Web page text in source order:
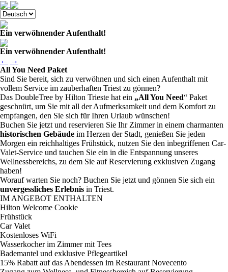
Ein verwöhnender Aufenthalt!
Ein verwöhnender Aufenthalt!
← →
All You Need Paket
Sind Sie bereit, sich zu verwöhnen und sich einen Aufenthalt mit
vollem Service im zauberhaften Triest zu gönnen?
Das DoubleTree by Hilton Trieste hat ein „All You Need“ Paket
geschnürt, um Sie mit all der Aufmerksamkeit und dem Komfort zu
empfangen, den Sie sich für Ihren Urlaub wünschen!
Buchen Sie jetzt und reservieren Sie Ihr Zimmer in einem charmanten
historischen Gebäude im Herzen der Stadt, genießen Sie jeden
Morgen ein reichhaltiges Frühstück, nutzen Sie den inbegriffenen Car-
Valet-Service und tauchen Sie ein in die Entspannung unseres
Wellnessbereichs, zu dem Sie auf Reservierung exklusiven Zugang
haben!
Worauf warten Sie noch? Buchen Sie jetzt und gönnen Sie sich ein
unvergessliches Erlebnis in Triest.
IM ANGEBOT ENTHALTEN
Hilton Welcome Cookie
Frühstück
Car Valet
Kostenloses WiFi
Wasserkocher im Zimmer mit Tees
Bademantel und exklusive Pflegeartikel
15% Rabatt auf das Abendessen im Restaurant Novecento